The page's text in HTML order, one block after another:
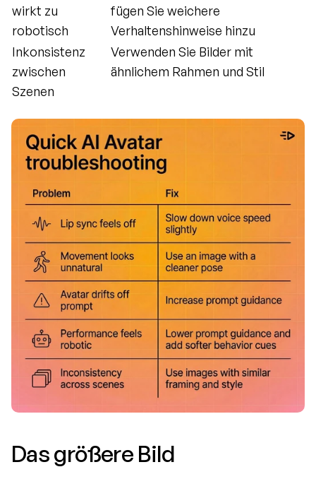
wirkt zu
robotisch
fügen Sie weichere
Verhaltenshinweise hinzu
Inkonsistenz
zwischen
Szenen
Verwenden Sie Bilder mit
ähnlichem Rahmen und Stil
Das größere Bild